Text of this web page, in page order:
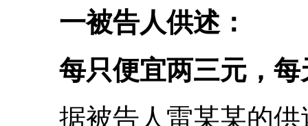
一被告人供述：
每只便宜两三元，每
据被告人雷某某的供